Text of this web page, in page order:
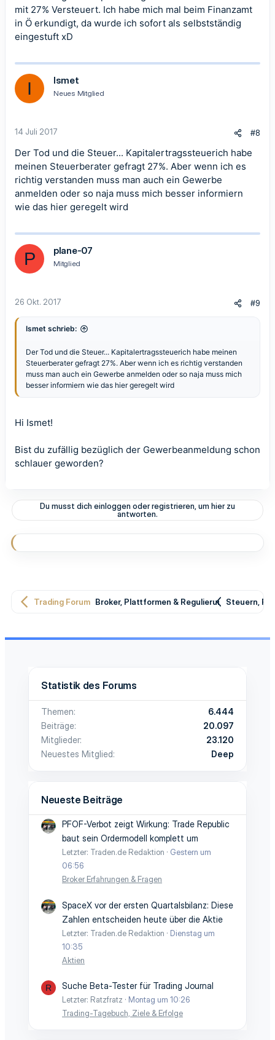
mit 27% Versteuert. Ich habe mich mal beim Finanzamt
in Ö erkundigt, da wurde ich sofort als selbstständig
eingestuft xD
I Ismet
Neues Mitglied
14 Juli 2017 #8
Der Tod und die Steuer... Kapitalertragssteuerich habe
meinen Steuerberater gefragt 27%. Aber wenn ich es
richtig verstanden muss man auch ein Gewerbe
anmelden oder so naja muss mich besser informiern
wie das hier geregelt wird
P plane-07
Mitglied
26 Okt. 2017 #9
Ismet schrieb:
Der Tod und die Steuer... Kapitalertragssteuerich habe meinen
Steuerberater gefragt 27%. Aber wenn ich es richtig verstanden
muss man auch ein Gewerbe anmelden oder so naja muss mich
besser informiern wie das hier geregelt wird
Hi Ismet!
Bist du zufällig bezüglich der Gewerbeanmeldung schon
schlauer geworden?
Du musst dich einloggen oder registrieren, um hier zu
antworten.
Trading Forum Broker, Plattformen & RegulierungSteuern,
Statistik des Forums
Themen
6.444
Beiträge
20.097
Mitglieder
23.120
Neuestes Mitglied
Deep
Neueste Beiträge
PFOF-Verbot zeigt Wirkung: Trade Republic
baut sein Ordermodell komplett um
Letzter: Traden.de Redaktion
Gestern um
06:56
Broker Erfahrungen & Fragen
SpaceX vor der ersten Quartalsbilanz: Diese
Zahlen entscheiden heute über die Aktie
Letzter: Traden.de Redaktion
Dienstag um
10:35
Aktien
R Suche Beta-Tester für Trading Journal
Letzter: Ratzfratz
Montag um 10:26
Trading-Tagebuch, Ziele & Erfolge